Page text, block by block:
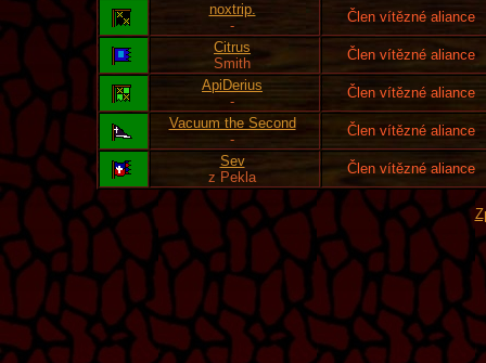
noxtrip.
-
Člen vítězné aliance
Citrus
Smith
Člen vítězné aliance
ApiDerius
-
Člen vítězné aliance
Vacuum the Second
-
Člen vítězné aliance
Sev
z Pekla
Člen vítězné aliance